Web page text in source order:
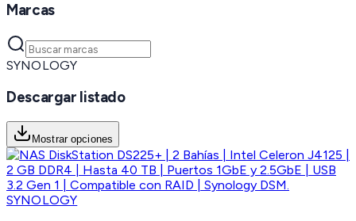
Marcas
SYNOLOGY
Descargar listado
Mostrar opciones
SYNOLOGY